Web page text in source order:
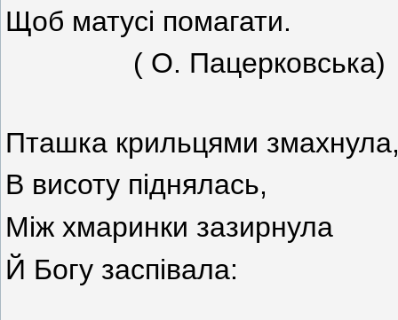
Щоб матусі помагати.
( О. Пацерковська)
Пташка крильцями
В висоту піднялась,
Між хмаринки зазирнула
Й Богу заспівала: